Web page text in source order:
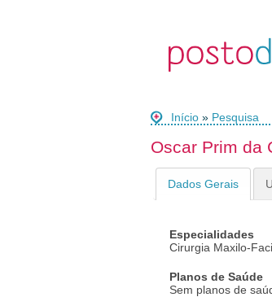
Início» Pesquisa
Oscar Prim da
Dados Gerais
Especialidades
Cirurgia Maxilo-
Planos de Saúde
Sem planos de